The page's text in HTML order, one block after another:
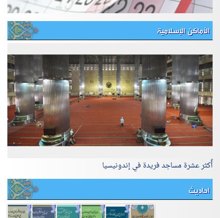
الأماكن الإسلامية
أٌكثر عشرة مساجد فريدة في إندونيسيا
احاديث